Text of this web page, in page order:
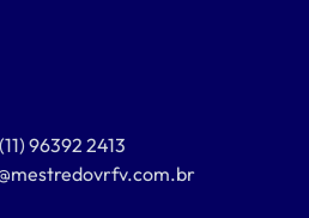
(11) 96392 2413